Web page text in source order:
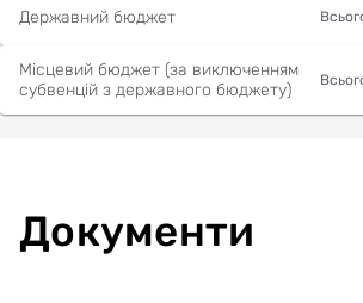
Державний бюджет
Місцевий бюджет (за виключенням
субвенцій з державного бюджету)
Документи